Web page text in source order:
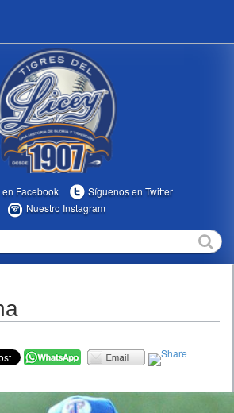
en Facebook
Síguenos en Twitter
Nuestro Instagram